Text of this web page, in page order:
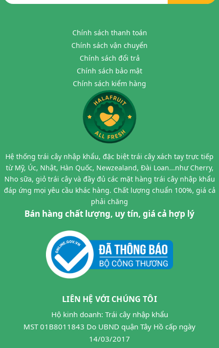
Chính sách thanh toán
Chính sách vận chuyển
Chính sách đổi trả
Chính sách bảo mật
Chính sách kiểm hàng
Hệ thống trái cây nhập khẩu, đặc biệt trái cây xách tay trực tiếp
từ Mỹ, Úc, Nhật, Hàn Quốc, Newzealand, Đài Loan...như Cherry,
Nho sữa, giỏ trái cây và đầy đủ các mặt hàng trái cây nhập khẩu
đáp ứng mọi yêu cầu khác hàng. Chất lượng chuẩn 100%, giá cả
phải chăng
Bán hàng chất lượng, uy tín, giá cả hợp lý
LIÊN HỆ VỚI CHÚNG TÔI
Hộ kinh doanh: Trái cây nhập khẩu
MST 01B8011843 Do UBND quận Tây Hồ cấp ngày
14/03/2017